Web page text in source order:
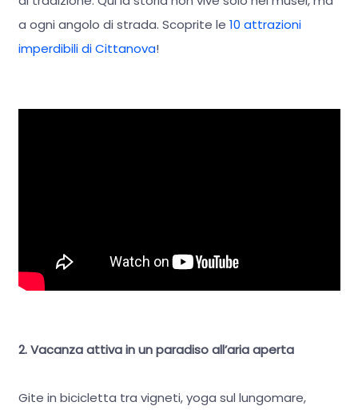
a ogni angolo di strada. Scoprite le 10 attrazioni
imperdibili di Cittanova!
2. Vacanza attiva in un paradiso all’aria aperta
Gite in bicicletta tra vigneti, yoga sul lungomare,